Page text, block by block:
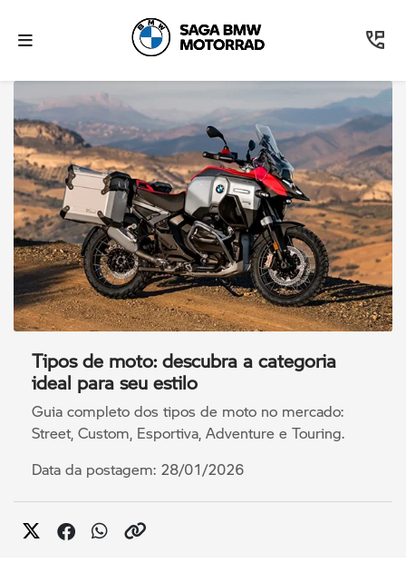
Tipos de moto: descubra a categoria
ideal para seu estilo
Guia completo dos tipos de moto no mercado:
Street, Custom, Esportiva, Adventure e Touring.
Data da postagem: 28/01/2026